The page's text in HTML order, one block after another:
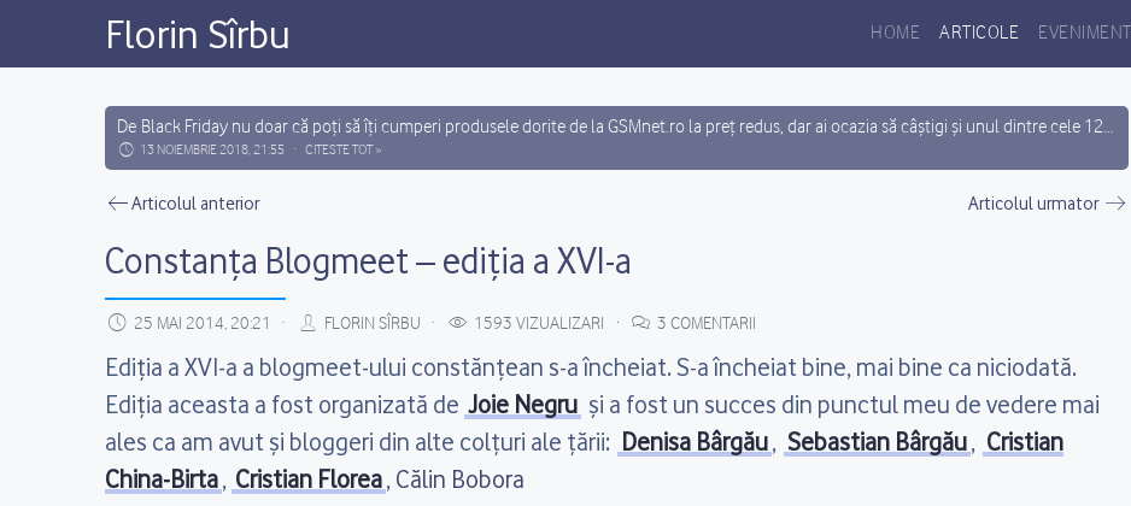
Main Navigation
Florin Sîrbu HOME ARTICOLE
De Black Friday nu doar că poți să îți cumperi produsele dorite de la GSMnet.ro la preț redus, dar ai ocazia să câștigi și unul dintre cele 12
premii cadou (3 x Handsfree Bluetooth Plantronics Voyager, 4 x Carkit Bluetooth Parrot MINIKIT NEO 2 HD sau 5 x Boxa Portabila
Bluetooth Yamazoki...
13 NOIEMBRIE 2018, 21:55 CITESTE TOT »
Florin Sîrbu
Post navigation
Articolul anterior Articolul urmator
Constanța Blogmeet – ediția a XVI-a
25 MAI 2014, 20:21 FLORIN SÎRBU 1593 VIZUALIZARI 3 COMENTARII
Ediția a XVI-a a blogmeet-ului constănțean s-a încheiat. S-a încheiat bine, mai bine ca niciodată.
Ediția aceasta a fost organizată de Joie Negru și a fost un succes din punctul meu de vedere mai
ales ca am avut și bloggeri din alte colțuri ale țării: Denisa Bârgău, Sebastian Bârgău, Cristian
China-Birta, Cristian Florea, Călin Bobora